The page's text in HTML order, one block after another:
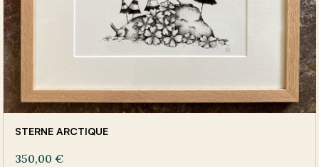
STERNE ARCTIQUE
350,00 €